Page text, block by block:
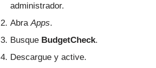
administrador.
AbraApps.
Busque BudgetCheck.
Descargue y active.